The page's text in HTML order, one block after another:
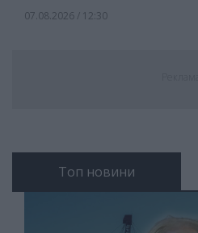
07.08.2026 / 12:30
Топ новини